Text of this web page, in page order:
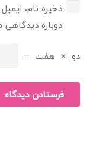
ذخیره نام،
دوباره
دو × هفت =
فرستادن دیدگاه